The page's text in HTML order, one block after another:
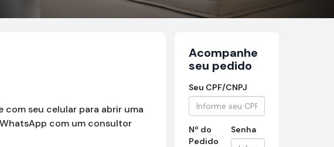
com seu celular para abrir uma
com um consultor
Acompanhe
seu pedido
Seu CPF/CNPJ
Nº do
Pedido
Senha